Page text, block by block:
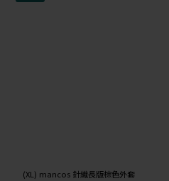
(XL) mancos 針織長版棕色外套